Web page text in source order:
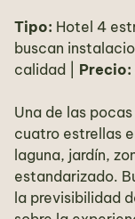
Tipo: Hotel 4
buscan
calidad | Precio:
Una de las
cuatro estrellas
laguna, jardín,
estandarizado.
la previsibilidad